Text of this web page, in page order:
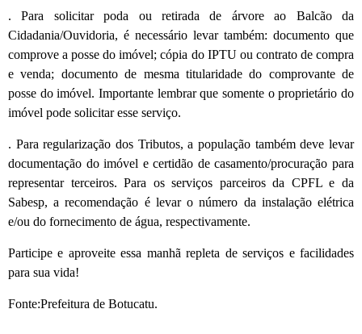
. Para solicitar poda ou retirada de árvore ao Balcão da
Cidadania/Ouvidoria, é necessário levar também: documento que
comprove a posse do imóvel; cópia do IPTU ou contrato de compra
e venda; documento de mesma titularidade do comprovante de
posse do imóvel. Importante lembrar que somente o proprietário do
imóvel pode solicitar esse serviço.
. Para regularização dos Tributos, a população também deve levar
documentação do imóvel e certidão de casamento/procuração para
representar terceiros. Para os serviços parceiros da CPFL e da
Sabesp, a recomendação é levar o número da instalação elétrica
e/ou do fornecimento de água, respectivamente.
Participe e aproveite essa manhã repleta de serviços e facilidades
para sua vida!
Fonte:Prefeitura de Botucatu.